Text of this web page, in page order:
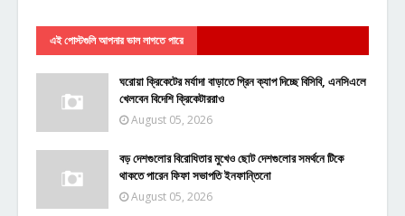
এই পোস্টগুলি আপনার ভাল লাগতে পারে
ঘরোয়া ক্রিকেটের মর্যাদা বাড়াতে গ্রিন ক্যাপ দিচ্ছে বিসিবি, এনসিএলে
খেলবেন বিদেশি ক্রিকেটাররাও
August 05, 2026
বড় দেশগুলোর বিরোধিতার মুখেও ছোট দেশগুলোর সমর্থনে টিকে
থাকতে পারেন ফিফা সভাপতি ইনফান্তিনো
August 05, 2026